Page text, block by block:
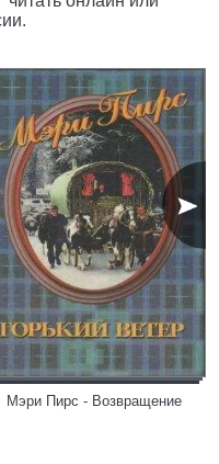
Мэри Пирс - Возвращение